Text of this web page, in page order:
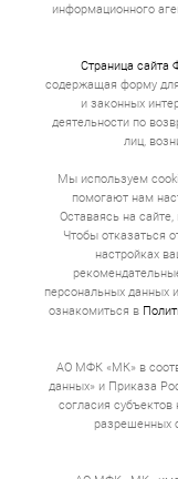
информационного
Страница сайта
содержащая форму
и законных
деятельности по
лиц,
Мы используем
помогают нам
Оставаясь на
Чтобы отказаться
настройках
персональных данных
ознакомиться в
АО МФК «МК» в
данных» и Приказа
согласия
разрешенных